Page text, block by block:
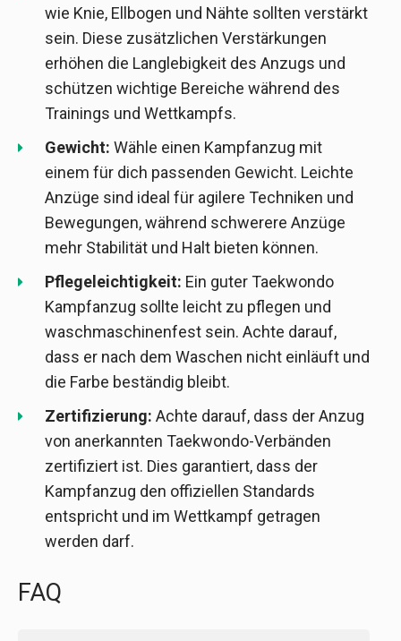
wie Knie, Ellbogen und Nähte sollten verstärkt
sein. Diese zusätzlichen Verstärkungen
erhöhen die Langlebigkeit des Anzugs und
schützen wichtige Bereiche während des
Trainings und Wettkampfs.
Gewicht: Wähle einen Kampfanzug mit
einem für dich passenden Gewicht. Leichte
Anzüge sind ideal für agilere Techniken und
Bewegungen, während schwerere Anzüge
mehr Stabilität und Halt bieten können.
Pflegeleichtigkeit: Ein guter Taekwondo
Kampfanzug sollte leicht zu pflegen und
waschmaschinenfest sein. Achte darauf,
dass er nach dem Waschen nicht einläuft und
die Farbe beständig bleibt.
Zertifizierung: Achte darauf, dass der Anzug
von anerkannten Taekwondo-Verbänden
zertifiziert ist. Dies garantiert, dass der
Kampfanzug den offiziellen Standards
entspricht und im Wettkampf getragen
werden darf.
FAQ